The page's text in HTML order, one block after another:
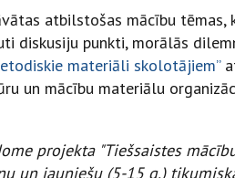
atbilstošas mācību tēmas,
diskusiju punkti, morālās
materiāli skolotājiem”
un mācību materiālu
projekta "Tiešsaistes
un jauniešu (5-15 g.)